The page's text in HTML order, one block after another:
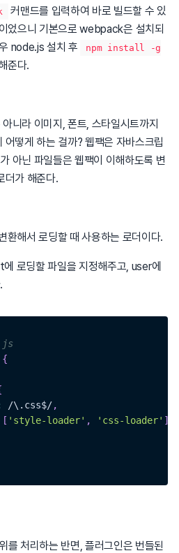
커맨드를 입력하여 바로 빌드할 수 있
었으니 기본으로 webpack은 설치되
node.js 설치 후
npm install -g
준다.
니라 이미지, 폰트, 스타일시트까지
떻게 하는 걸까? 웹팩은 자바스크립
아닌 파일들은 웹팩이 이해하도록 변
더가 해준다.
환해서 로딩할 때 사용하는 로더이다.
로딩할 파일을 지정해주고, user에
{
/\.css$/,
[ 'style-loader' , 'css-loader' ]
를 처리하는 반면, 플러그인은 번들된